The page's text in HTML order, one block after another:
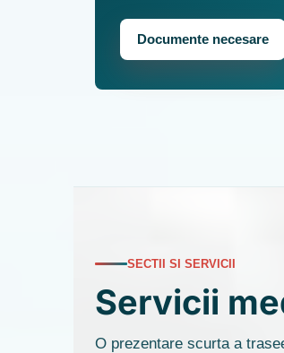
Documente necesare
SECTII SI SERVICII
Servicii
O prezentare scurta a